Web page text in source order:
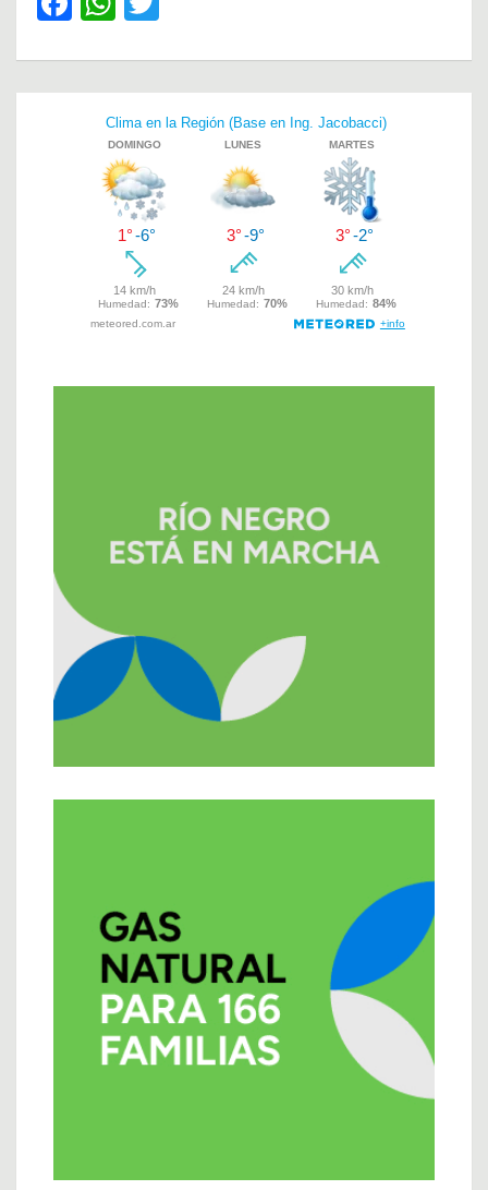
ce at
s
A
p
p
tt
er
Navegación
entradas